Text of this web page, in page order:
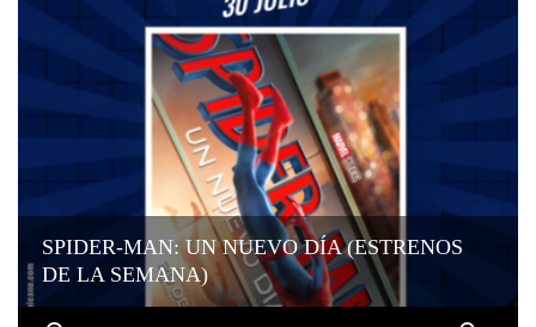
SPIDER-MAN: UN NUEVO DÍA (ESTRENOS
DE LA SEMANA)